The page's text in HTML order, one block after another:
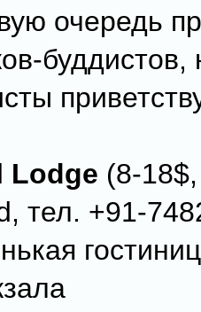
очередь
буддистов,
Lodge (8-
тел. +91-